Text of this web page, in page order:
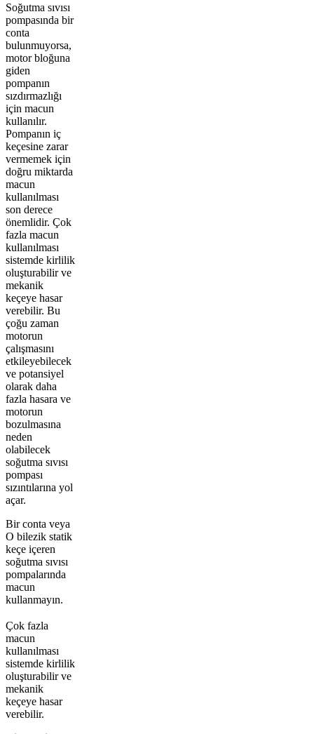
Soğutma sıvısı
pompasında bir
conta
bulunmuyorsa,
motor bloğuna
giden
pompanın
sızdırmazlığı
için macun
kullanılır.
Pompanın iç
keçesine zarar
vermemek için
doğru miktarda
macun
kullanılması
son derece
önemlidir. Çok
fazla macun
kullanılması
sistemde kirlilik
oluşturabilir ve
mekanik
keçeye hasar
verebilir. Bu
çoğu zaman
motorun
çalışmasını
etkileyebilecek
ve potansiyel
olarak daha
fazla hasara ve
motorun
bozulmasına
neden
olabilecek
soğutma sıvısı
pompası
sızıntılarına yol
açar.
Bir conta veya
O bilezik statik
keçe içeren
soğutma sıvısı
pompalarında
macun
kullanmayın.
Çok fazla
macun
kullanılması
sistemde kirlilik
oluşturabilir ve
mekanik
keçeye hasar
verebilir.